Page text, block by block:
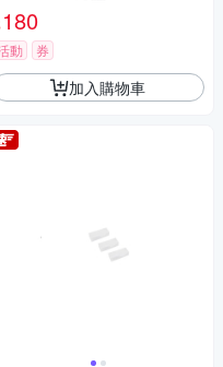
180
動 券
加入購物車